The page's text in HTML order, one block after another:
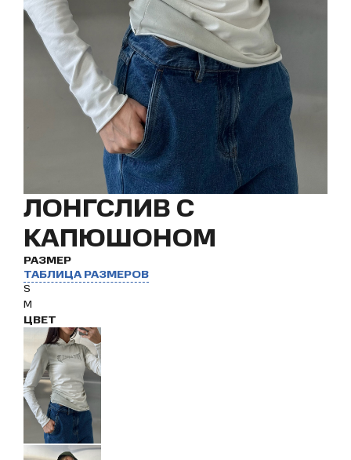
ЛОНГСЛИВ С
КАПЮШОНОМ
РАЗМЕР
ТАБЛИЦА РАЗМЕРОВ
S
M
ЦВЕТ